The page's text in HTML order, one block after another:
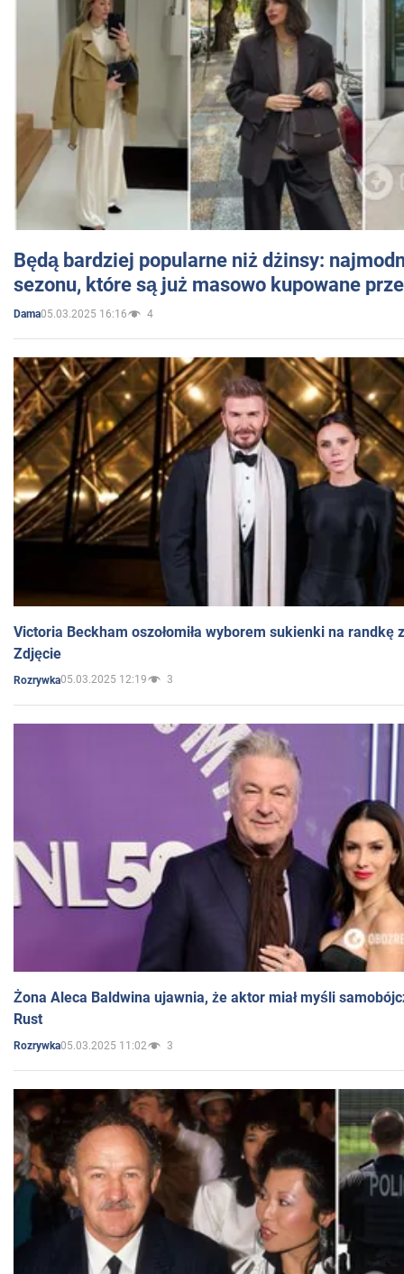
Będą bardziej popularne niż dżinsy:
sezonu, które są już masowo kupowane
Dama05.03.2025 16:16 4
Victoria Beckham oszołomiła wyborem sukienki na randkę
Zdjęcie
Rozrywka05.03.2025 12:19 3
Żona Aleca Baldwina ujawnia, że aktor miał myśli
Rust
Rozrywka05.03.2025 11:02 3